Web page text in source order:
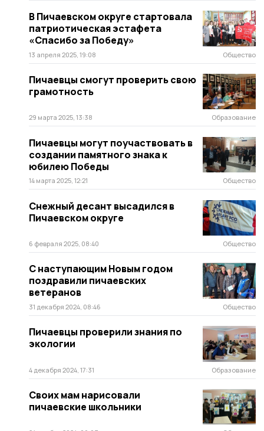
В Пичаевском округе стартовала
патриотическая эстафета
«Спасибо за Победу»
13 апреля 2025, 19:08 Общество
Пичаевцы смогут проверить свою
грамотность
29 марта 2025, 13:38 Образование
Пичаевцы могут поучаствовать в
создании памятного знака к
юбилею Победы
14 марта 2025, 12:21 Общество
Снежный десант высадился в
Пичаевском округе
6 февраля 2025, 08:40 Общество
С наступающим Новым годом
поздравили пичаевских
ветеранов
31 декабря 2024, 08:46 Общество
Пичаевцы проверили знания по
экологии
4 декабря 2024, 17:31 Образование
Своих мам нарисовали
пичаевские школьники